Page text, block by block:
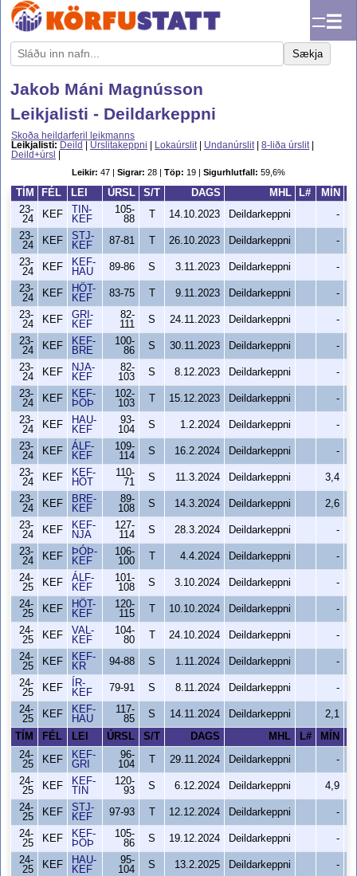
☰
Sækja
Jakob Máni Magnússon
Leikjalisti - Deildarkeppni
Skoða heildarferil leikmanns
Leikjalisti: Deild Úrslitakeppni Lokaúrslit| Undanúrslit| 8-liða úrslit|
Deild+úrsl
Leikir: 47 | Sigrar: 28 | Töp: 19 | Sigurhlutfall: 59,6%
TÍM FÉL LEI ÚRSL S/T DAGS MHL L# MÍN
23-
24
KEF
TIN-
KEF
105-
88
14.10.2023 Deildarkeppni
-
23-
24
KEF
STJ-
KEF
87-81 26.10.2023 Deildarkeppni
-
23-
24
KEF
KEF-
HAU
89-86 S 3.11.2023 Deildarkeppni
-
23-
24
KEF
HÖT-
KEF
83-75 9.11.2023 Deildarkeppni
-
23-
24
KEF
GRI-
KEF
82-
111
S 24.11.2023 Deildarkeppni
-
23-
24
KEF
KEF-
BRE
100-
86
S 30.11.2023 Deildarkeppni
-
23-
24
KEF
NJA-
KEF
82-
103
S 8.12.2023 Deildarkeppni
-
23-
24
KEF
KEF-
ÞÓÞ
102-
103
15.12.2023 Deildarkeppni
-
23-
24
KEF
HAU-
KEF
93-
104
S 1.2.2024 Deildarkeppni
-
23-
24
KEF
ÁLF-
KEF
109-
114
S 16.2.2024 Deildarkeppni
-
23-
24
KEF
KEF-
HÖT
110-
71
S 11.3.2024 Deildarkeppni
3,4
23-
24
KEF
BRE-
KEF
89-
108
S 14.3.2024 Deildarkeppni
2,6
23-
24
KEF
KEF-
NJA
127-
114
S 28.3.2024 Deildarkeppni
-
23-
24
KEF
ÞÓÞ-
KEF
106-
100
4.4.2024 Deildarkeppni
-
24-
25
KEF
ÁLF-
KEF
101-
108
S 3.10.2024 Deildarkeppni
-
24-
25
KEF
HÖT-
KEF
120-
115
10.10.2024 Deildarkeppni
-
24-
25
KEF
VAL-
KEF
104-
80
24.10.2024 Deildarkeppni
-
24-
25
KEF
KEF-
KR
94-88 S 1.11.2024 Deildarkeppni
-
24-
25
KEF
ÍR-
KEF
79-91 S 8.11.2024 Deildarkeppni
-
24-
25
KEF
KEF-
HAU
117-
85
S 14.11.2024 Deildarkeppni
2,1
TÍM
FÉL LEI ÚRSL S/T DAGS MHL L# MÍN
24-
25
KEF
KEF-
GRI
96-
104
29.11.2024 Deildarkeppni
-
24-
25
KEF
KEF-
TIN
120-
93
S 6.12.2024 Deildarkeppni
4,9
24-
25
KEF
STJ-
KEF
97-93 12.12.2024 Deildarkeppni
-
24-
25
KEF
KEF-
ÞÓÞ
105-
86
S 19.12.2024 Deildarkeppni
-
24-
25
KEF
HAU-
KEF
95-
104
S 13.2.2025 Deildarkeppni
-